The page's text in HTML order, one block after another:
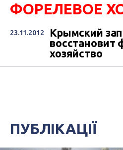
ФОРЕЛЕВОЕ
23.11.2012
Крымский
восстановит
хозяйство
ПУБЛІКАЦІЇ